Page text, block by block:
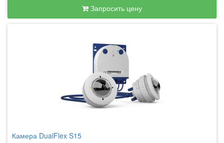
Запросить цену
Камера DualFlex S15